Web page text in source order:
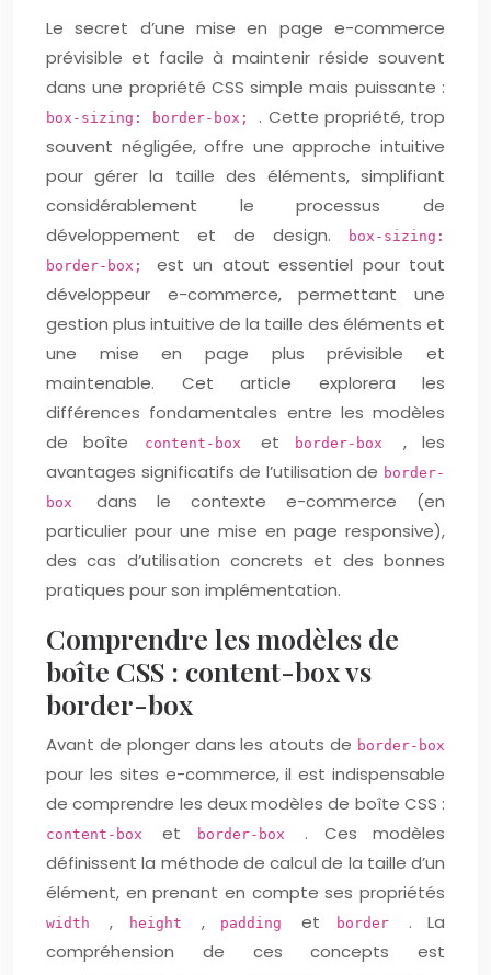
Le secret d’une mise en page e-commerce
prévisible et facile à maintenir réside souvent
dans une propriété CSS simple mais puissante :
box-sizing: border-box; . Cette propriété, trop
souvent négligée, offre une approche intuitive
pour gérer la taille des éléments, simplifiant
considérablement le processus de
développement et de design.
box-sizing:
border-box; est un atout essentiel pour tout
développeur e-commerce, permettant une
gestion plus intuitive de la taille des éléments et
une mise en page plus prévisible et
maintenable. Cet article explorera les
différences fondamentales entre les modèles
de boîte
content-boxet border-box , les
avantages significatifs de l’utilisation de border-
box dans le contexte e-commerce (en
particulier pour une mise en page responsive),
des cas d’utilisation concrets et des bonnes
pratiques pour son implémentation.
Comprendre les modèles de
boîte CSS : content-box vs
border-box
Avant de plonger dans les atouts de border-box
pour les sites e-commerce, il est indispensable
de comprendre les deux modèles de boîte CSS :
content-boxet border-box . Ces modèles
définissent la méthode de calcul de la taille d’un
élément, en prenant en compte ses propriétés
width, height , paddinget border . La
compréhension de ces concepts est